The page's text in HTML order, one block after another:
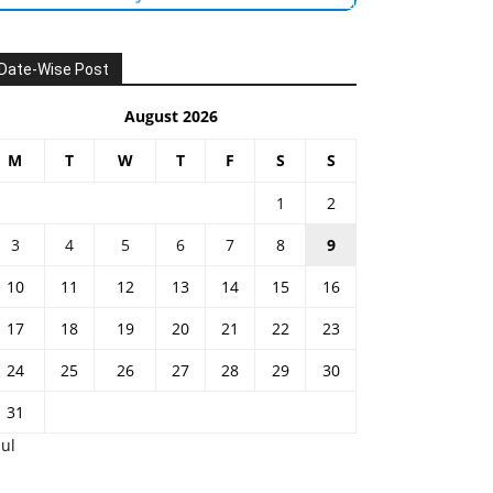
Wise Post
August 2026
M T W T F S S
1
2
3
4 5 6 7 8
9
10
11 12 13 14 15
16
17
18 19 20 21 22
23
24
25 26 27 28 29
30
31